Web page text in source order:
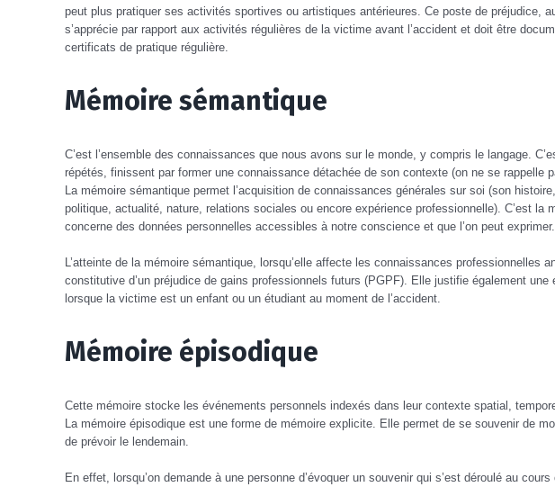
peut plus pratiquer ses activités sportives ou artistiques antérieures. Ce poste de préjudice,
s’apprécie par rapport aux activités régulières de la victime avant l’accident et doit être
certificats de pratique régulière.
Mémoire sémantique
C’est l’ensemble des connaissances que nous avons sur le monde, y compris le langage.
répétés, finissent par former une connaissance détachée de son contexte (on ne se rappelle
La mémoire sémantique permet l’acquisition de connaissances générales sur soi (son
politique, actualité, nature, relations sociales ou encore expérience professionnelle). C’est la
concerne des données personnelles accessibles à notre conscience et que l’on peut exprimer.
L’atteinte de la mémoire sémantique, lorsqu’elle affecte les connaissances professionnelles
constitutive d’un préjudice de gains professionnels futurs (PGPF). Elle justifie également
lorsque la victime est un enfant ou un étudiant au moment de l’accident.
Mémoire épisodique
Cette mémoire stocke les événements personnels indexés dans leur contexte spatial,
La mémoire épisodique est une forme de mémoire explicite. Elle permet de se souvenir de
de prévoir le lendemain.
En effet, lorsqu’on demande à une personne d’évoquer un souvenir qui s’est déroulé au